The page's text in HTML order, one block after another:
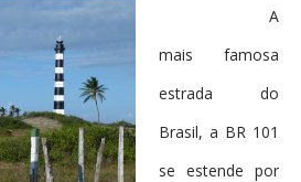
A
mais famosa
estrada do
Brasil, a BR 101
se estende por